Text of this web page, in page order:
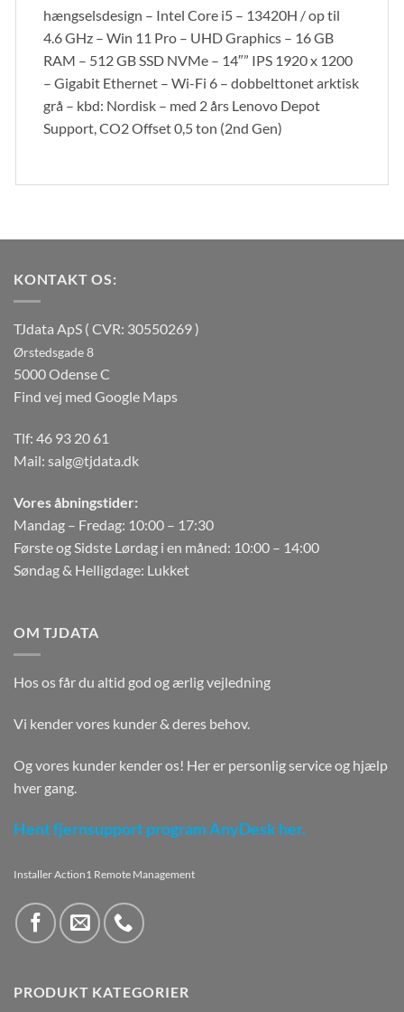
hængselsdesign – Intel Core i5 – 13420H / op til
4.6 GHz – Win 11 Pro – UHD Graphics – 16 GB
RAM – 512 GB SSD NVMe – 14″” IPS 1920 x 1200
– Gigabit Ethernet – Wi-Fi 6 – dobbelttonet arktisk
grå – kbd: Nordisk – med 2 års Lenovo Depot
Support, CO2 Offset 0,5 ton (2nd Gen)
KONTAKT OS:
TJdata ApS ( CVR: 30550269 )
Ørstedsgade 8
5000 Odense C
Find vej med Google Maps
Tlf: 46 93 20 61
Mail: salg@tjdata.dk
Vores åbningstider:
Mandag – Fredag: 10:00 – 17:30
Første og Sidste Lørdag i en måned: 10:00 – 14:00
Søndag & Helligdage: Lukket
OM TJDATA
Hos os får du altid god og ærlig vejledning
Vi kender vores kunder & deres behov.
Og vores kunder kender os! Her er personlig service og hjælp
hver gang.
Hent fjernsupport program AnyDesk her.
Installer Action1 Remote Management
PRODUKT KATEGORIER